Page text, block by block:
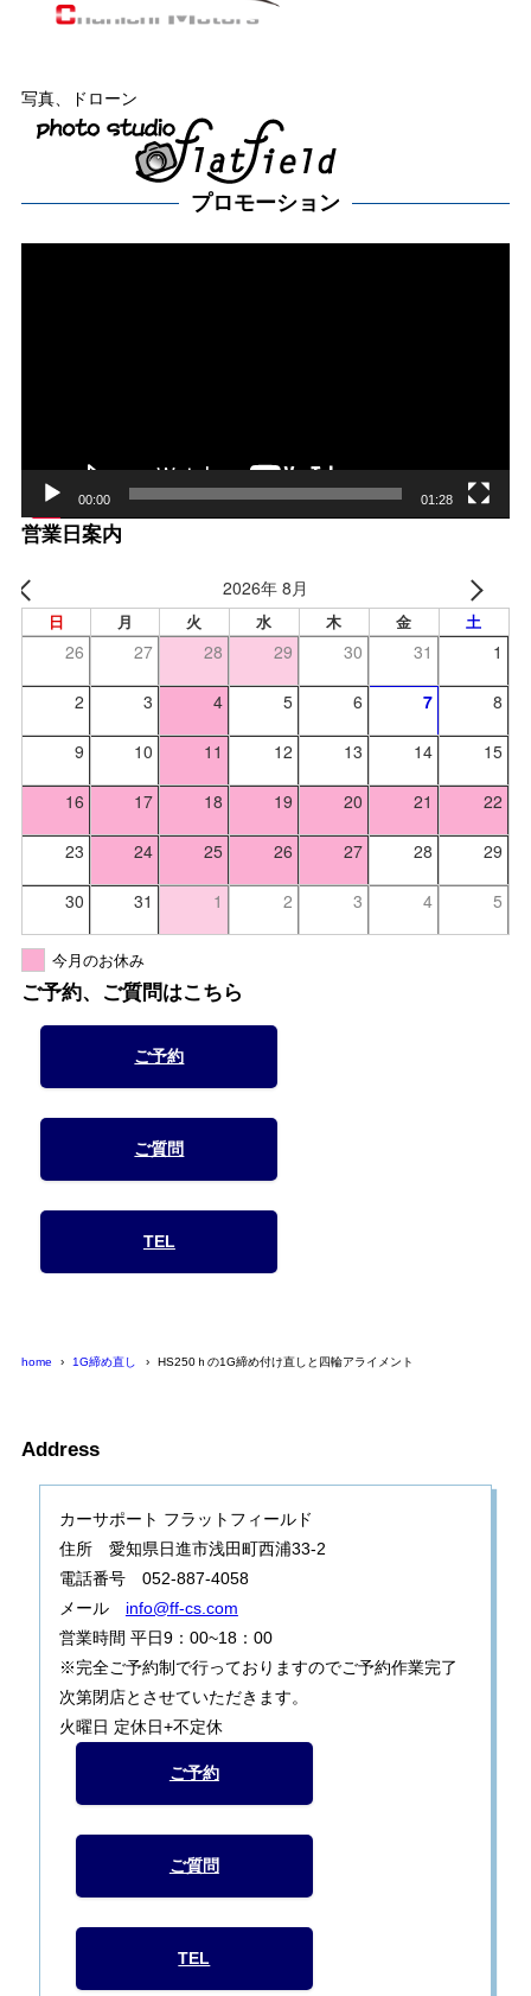
写真、ドローン
プロモーション
00:00 01:28
営業日案内
2026年 8月
日 月 火 水 木 金 土
26 27 28 29 30 31 1
2 3 4 5 6 7 8
9 10 11 12 13 14 15
16 17 18 19 20 21 22
23 24 25 26 27 28 29
30 31 1 2 3 4 5
今月のお休み
ご予約、ご質問はこちら
ご予約
ご質問
TEL
home 1G締め直し HS250ｈの1G締め付け直しと四輪アライメント
Address
カーサポート フラットフィールド
住所 愛知県日進市浅田町西浦33-2
電話番号 052-887-4058
メール info@ff-cs.com
営業時間 平日9：00~18：00
※完全ご予約制で行っておりますのでご予約作業完了
次第閉店とさせていただきます。
火曜日 定休日+不定休
ご予約
ご質問
TEL